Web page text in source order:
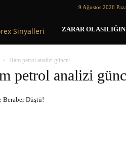
9 Ağustos 2026
Forex
Koçu
ZARAR
Ham petrol analizi güncel
petrol analizi
Beraber Düştü!